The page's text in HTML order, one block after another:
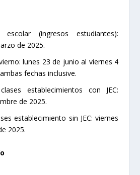
(ingresos estudiantes):
de 2025.
lunes 23 de junio al viernes 4
fechas inclusive.
establecimientos con JEC:
de 2025.
establecimiento sin JEC: viernes
2025.